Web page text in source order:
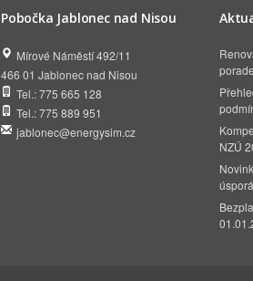
Pobočka Jablonec nad Nisou
Mírové Náměstí 492/11
466 01 Jablonec nad Nisou
Tel.: 775 665 128
Tel.: 775 889 951
jablonec@energysim.cz
NZÚ